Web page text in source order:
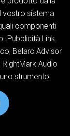
vostro sistema
componenti
Pubblicità Link.
Belarc Advisor
Audio
strumento